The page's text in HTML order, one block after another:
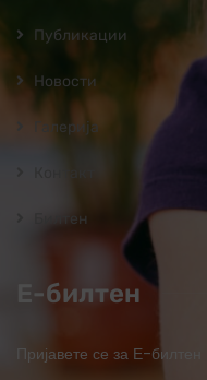
Публикации
Новости
Галерија
Билтен
Е-билтен
Пријавете се за Е-билтен